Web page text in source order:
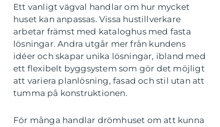
Ett vanligt vägval handlar om hur mycket
huset kan anpassas. Vissa hustillverkare
arbetar främst med kataloghus med fasta
lösningar. Andra utgår mer från kundens
idéer och skapar unika lösningar, ibland med
ett flexibelt byggsystem som gör det möjligt
att variera planlösning, fasad och stil utan att
tumma på konstruktionen.
För många handlar drömhuset om att kunna